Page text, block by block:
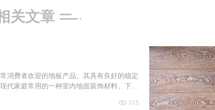
关文章
消费者欢迎的地板产品。其具有良好的稳定
代家庭常用的一种室内地面装饰材料。下面
515